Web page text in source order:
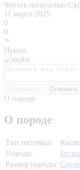
Читать полностью
11 марта 2025
0
0
Ирина
Отменить
О породе
О породе
Тип питомца:
Порода:
Размер породы: